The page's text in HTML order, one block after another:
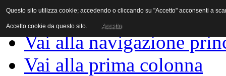
Vai al contenuto
Vai alla navigazione
Vai alla prima colonna
Questo sito utilizza cookie; accedendo o cliccando su "Accetto" acconsenti a
Accetto cookie da questo sito. Accetto